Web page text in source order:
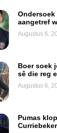
aangetref
Augustus 6,
Boer soek
sê die reg
Augustus 6,
Pumas